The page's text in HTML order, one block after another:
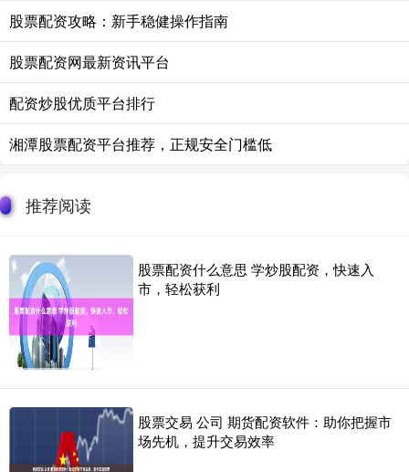
股票配资攻略：新手稳健操作指南
股票配资网最新资讯平台
配资炒股优质平台排行
湘潭股票配资平台推荐，正规安全门槛低
推荐阅读
股票配资什么意思 学炒股配资，快速入
市，轻松获利
股票交易 公司 期货配资软件：助你把握市
场先机，提升交易效率